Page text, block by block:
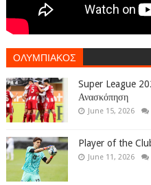
ΟΛΥΜΠΙΑΚΟΣ
Super League
Ανασκόπηση
June 15, 2026
Player of the
June 11, 2026